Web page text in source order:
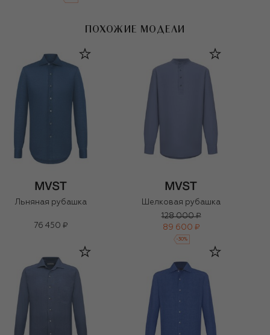
ПОХОЖИЕ МОДЕЛИ
Льняная рубашка
76 450 ₽
Шелковая рубашка
128 000 ₽
89 600 ₽
-30%